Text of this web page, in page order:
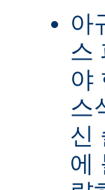
아
스
야
스
신
에